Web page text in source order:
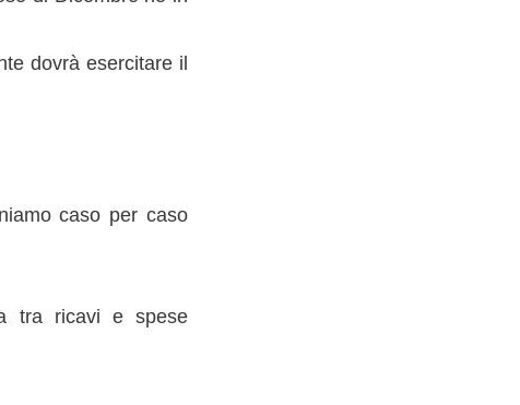
dovrà esercitare il
caso per caso
tra ricavi e spese